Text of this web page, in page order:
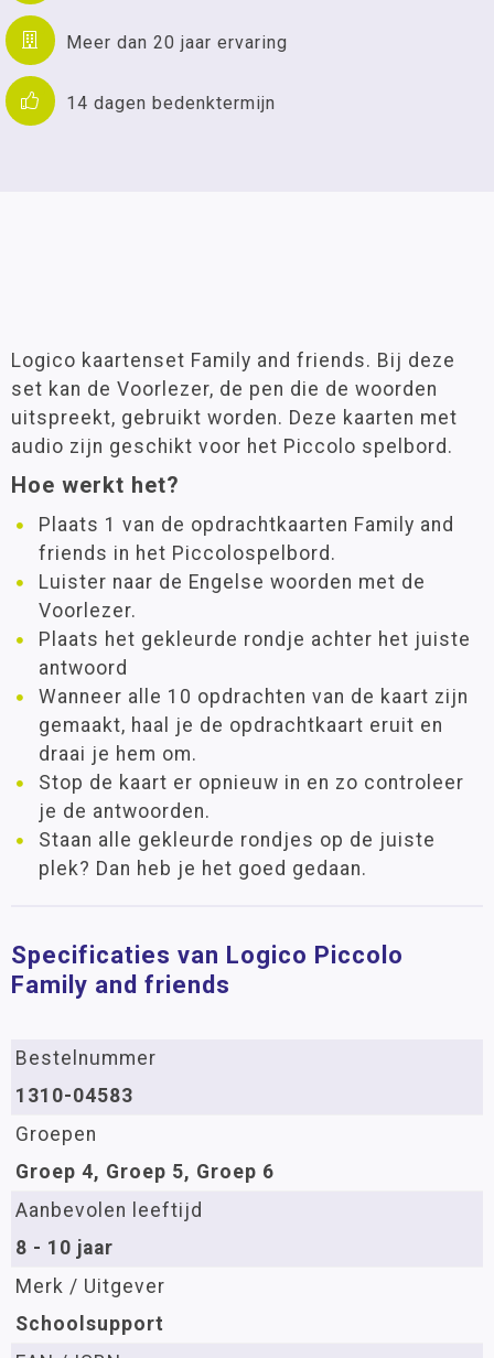
Meer dan 20 jaar ervaring
14 dagen bedenktermijn
Logico kaartenset Family and friends. Bij deze
set kan de Voorlezer, de pen die de woorden
uitspreekt, gebruikt worden. Deze kaarten met
audio zijn geschikt voor het Piccolo spelbord.
Hoe werkt het?
Plaats 1 van de opdrachtkaarten Family and
friends in het Piccolospelbord.
Luister naar de Engelse woorden met de
Voorlezer.
Plaats het gekleurde rondje achter het juiste
antwoord
Wanneer alle 10 opdrachten van de kaart zijn
gemaakt, haal je de opdrachtkaart eruit en
draai je hem om.
Stop de kaart er opnieuw in en zo controleer
je de antwoorden.
Staan alle gekleurde rondjes op de juiste
plek? Dan heb je het goed gedaan.
Specificaties van Logico Piccolo
Family and friends
Bestelnummer
1310-04583
Groepen
Groep 4, Groep 5, Groep 6
Aanbevolen leeftijd
8 - 10 jaar
Merk / Uitgever
Schoolsupport